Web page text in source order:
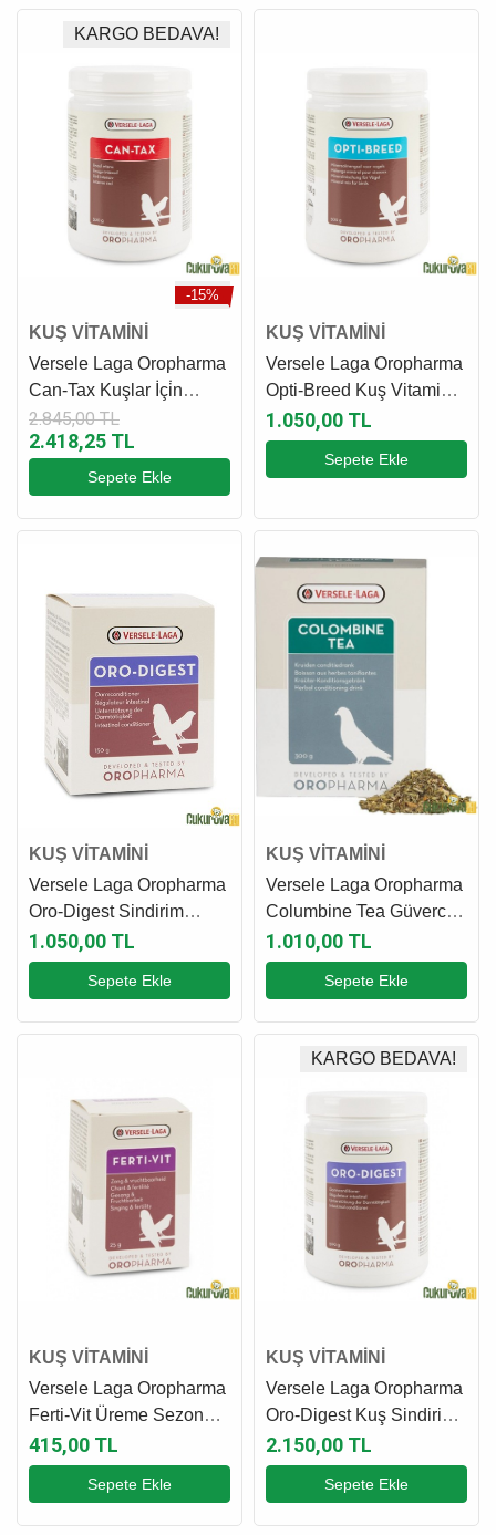
-15%
KARGO BEDAVA!
KUŞ VİTAMİNİ
Versele Laga Oropharma
Can-Tax Kuşlar İçi̇n
Kırmızı Renk Güçlendirici
500 Gr
2.845,00 TL
2.418,25 TL
Sepete Ekle
KUŞ VİTAMİNİ
Versele Laga Oropharma
Opti-Breed Kuş Vitamin
Karışımı 500 Gr
1.050,00 TL
Sepete Ekle
KUŞ VİTAMİNİ
Versele Laga Oropharma
Oro-Digest Sindirim
Sistemi Düzenleyici Kuş
Vitamini 150 Gr
1.050,00 TL
Sepete Ekle
KUŞ VİTAMİNİ
Versele Laga Oropharma
Columbine Tea Güvercin
Bitkisel Çay Karışımı 300
Gr
1.010,00 TL
Sepete Ekle
KUŞ VİTAMİNİ
Versele Laga Oropharma
Ferti-Vit Üreme Sezonu
Kuş Vitamini 25 Gr
415,00 TL
Sepete Ekle
KARGO BEDAVA!
KUŞ VİTAMİNİ
Versele Laga Oropharma
Oro-Digest Kuş Sindirim
Sistemi Düzenleyici 500
Gr
2.150,00 TL
Sepete Ekle